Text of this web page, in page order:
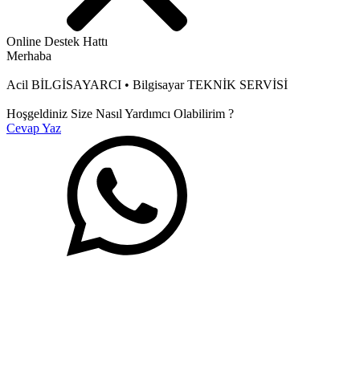
Online Destek Hattı
Merhaba
Acil BİLGİSAYARCI • Bilgisayar TEKNİK SERVİSİ
Hoşgeldiniz Size Nasıl Yardımcı Olabilirim ?
Cevap Yaz